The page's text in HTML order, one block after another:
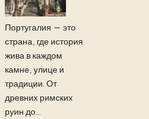
Португалия — это
страна, где история
жива в каждом
камне, улице и
традиции. От
древних римских
руин до...